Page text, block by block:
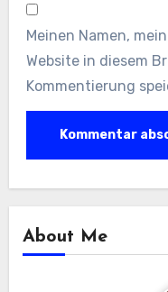
Meinen Namen,
Website in diesem
Kommentierung
About Me